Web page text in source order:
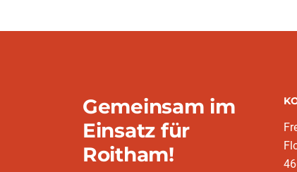
Gemeinsam im
Einsatz für
Roitham!